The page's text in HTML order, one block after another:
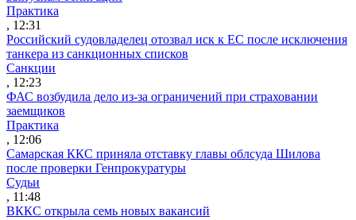
Практика
, 12:31
Российский судовладелец отозвал иск к ЕС после исключения
танкера из санкционных списков
Санкции
, 12:23
ФАС возбудила дело из-за ограничений при страховании
заемщиков
Практика
, 12:06
Самарская ККС приняла отставку главы облсуда Шилова
после проверки Генпрокуратуры
Судьи
, 11:48
ВККС открыла семь новых вакансий